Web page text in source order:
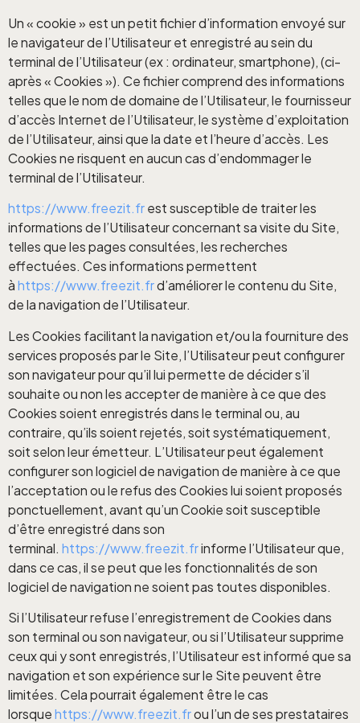
Un « cookie » est un petit fichier d’information envoyé sur
le navigateur de l’Utilisateur et enregistré au sein du
terminal de l’Utilisateur (ex : ordinateur, smartphone), (ci-
après « Cookies »). Ce fichier comprend des informations
telles que le nom de domaine de l’Utilisateur, le fournisseur
d’accès Internet de l’Utilisateur, le système d’exploitation
de l’Utilisateur, ainsi que la date et l’heure d’accès. Les
Cookies ne risquent en aucun cas d’endommager le
terminal de l’Utilisateur.
https://www.freezit.frest susceptible de traiter les
informations de l’Utilisateur concernant sa visite du Site,
telles que les pages consultées, les recherches
effectuées. Ces informations permettent
àhttps://www.freezit.frd’améliorer le contenu du Site,
de la navigation de l’Utilisateur.
Les Cookies facilitant la navigation et/ou la fourniture des
services proposés par le Site, l’Utilisateur peut configurer
son navigateur pour qu’il lui permette de décider s’il
souhaite ou non les accepter de manière à ce que des
Cookies soient enregistrés dans le terminal ou, au
contraire, qu’ils soient rejetés, soit systématiquement,
soit selon leur émetteur. L’Utilisateur peut également
configurer son logiciel de navigation de manière à ce que
l’acceptation ou le refus des Cookies lui soient proposés
ponctuellement, avant qu’un Cookie soit susceptible
d’être enregistré dans son
terminal. https://www.freezit.frinforme l’Utilisateur que,
dans ce cas, il se peut que les fonctionnalités de son
logiciel de navigation ne soient pas toutes disponibles.
Si l’Utilisateur refuse l’enregistrement de Cookies dans
son terminal ou son navigateur, ou si l’Utilisateur supprime
ceux qui y sont enregistrés, l’Utilisateur est informé que sa
navigation et son expérience sur le Site peuvent être
limitées. Cela pourrait également être le cas
lorsquehttps://www.freezit.frou l’un de ses prestataires